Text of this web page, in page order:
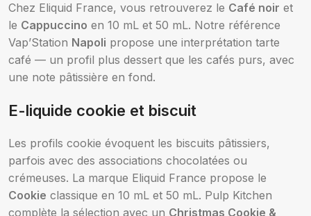
Chez Eliquid France, vous retrouverez le Café noir et
le Cappuccino en 10 mL et 50 mL. Notre référence
Vap’Station Napoli propose une interprétation tarte
café — un profil plus dessert que les cafés purs, avec
une note pâtissière en fond.
E-liquide cookie et biscuit
Les profils cookie évoquent les biscuits pâtissiers,
parfois avec des associations chocolatées ou
crémeuses. La marque Eliquid France propose le
Cookie classique en 10 mL et 50 mL. Pulp Kitchen
complète la sélection avec un Christmas Cookie &